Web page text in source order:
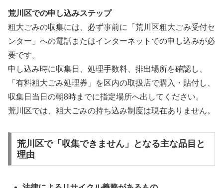
荒川区での申し込みステップ
粗大ごみの収集には、必ず事前に「荒川区粗大ごみ受付セ
ンター」への電話またはインターネットでの申し込みが必
要です。
申し込み時に収集日、処理手数料、排出場所を確認し、
「有料粗大ごみ処理券」を区内の取扱店で購入・貼付し、
収集日当日の朝8時までに指定場所へ出してください。
荒川区では、粗大ごみの持ち込み制度は現在ありません。
荒川区で「収集できません」となる主な品目と
理由